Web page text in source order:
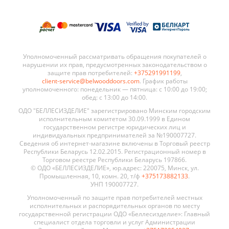
Уполномоченный рассматривать обращения покупателей о
нарушении их прав, предусмотренных законодательством о
защите прав потребителей: +375291991199,
client-service@belwooddoors.com. График работы
уполномоченного: понедельник — пятница: с 10:00 до 19:00;
обед: с 13:00 до 14:00.
ОДО "БЕЛЛЕСИЗДЕЛИЕ" зарегистрировано Минским городским
исполнительным комитетом 30.09.1999 в Едином
государственном регистре юридических лиц и
индивидуальных предпринимателей за №190007727.
Сведения об интернет-магазине включены в Торговый реестр
Республики Беларусь 12.02.2015. Регистрационный номер в
Торговом реестре Республики Беларусь 197866.
© ОДО «БЕЛЛЕСИЗДЕЛИЕ», юр.адрес: 220075, Минск, ул.
Промышленная, 10, комн. 20, т/ф +375173882133.
УНП 190007727.
Уполномоченный по защите прав потребителей местных
исполнительных и распорядительных органов по месту
государственной регистрации ОДО «Беллесизделие»: Главный
специалист отдела торговли и услуг Администрации